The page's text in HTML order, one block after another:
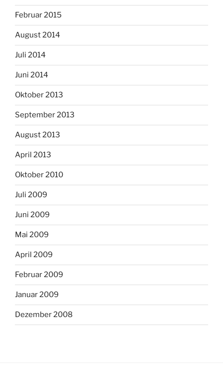
Februar 2015
August 2014
Juli 2014
Juni 2014
Oktober 2013
September 2013
August 2013
April 2013
Oktober 2010
Juli 2009
Juni 2009
Mai 2009
April 2009
Februar 2009
Januar 2009
Dezember 2008